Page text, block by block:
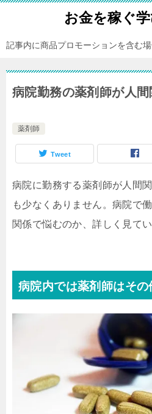
お金を稼ぐ
記事内に商品プロモーションを含む
病院勤務の薬剤師が人
薬剤師
Tweet
病院に勤務する薬剤師が人間
も少なくありません。病院で
関係で悩むのか、詳しく見てい
病院内では薬剤師はそ